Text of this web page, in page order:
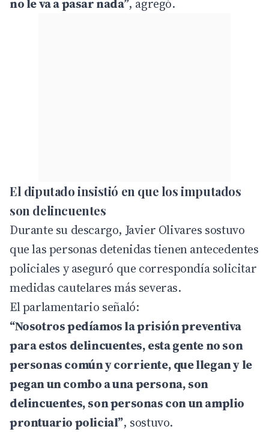
no le va a pasar nada”, agregó.
El diputado insistió en que los imputados
son delincuentes
Durante su descargo, Javier Olivares sostuvo
que las personas detenidas tienen antecedentes
policiales y aseguró que correspondía solicitar
medidas cautelares más severas.
El parlamentario señaló:
“Nosotros pedíamos la prisión preventiva
para estos delincuentes, esta gente no son
personas común y corriente, que llegan y le
pegan un combo a una persona, son
delincuentes, son personas con un amplio
prontuario policial”, sostuvo.